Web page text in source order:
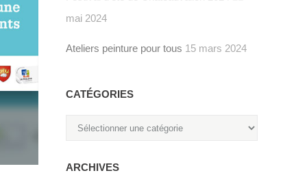
mai 2024
Ateliers peinture pour tous 15 mars 2024
CATÉGORIES
ARCHIVES